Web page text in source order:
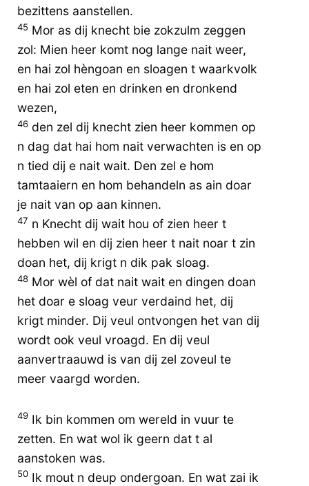
bezittens aanstellen.
45 Mor as dij knecht bie zokzulm zeggen
zol: Mien heer komt nog lange nait weer,
en hai zol hèngoan en sloagen t waarkvolk
en hai zol eten en drinken en dronkend
wezen,
46 den zel dij knecht zien heer kommen op
n dag dat hai hom nait verwachten is en op
n tied dij e nait wait. Den zel e hom
tamtaaiern en hom behandeln as ain doar
je nait van op aan kinnen.
47 n Knecht dij wait hou of zien heer t
hebben wil en dij zien heer t nait noar t zin
doan het, dij krigt n dik pak sloag.
48 Mor wèl of dat nait wait en dingen doan
het doar e sloag veur verdaind het, dij
krigt minder. Dij veul ontvongen het van dij
wordt ook veul vroagd. En dij veul
aanvertraauwd is van dij zel zoveul te
meer vaargd worden.
49 Ik bin kommen om wereld in vuur te
zetten. En wat wol ik geern dat t al
aanstoken was.
50 Ik mout n deup ondergoan. En wat zai ik